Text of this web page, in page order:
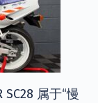
属于“慢